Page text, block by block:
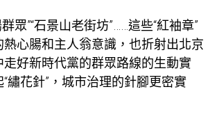
群眾”“石景山老街坊”……這些“紅袖章”
心腸和主人翁意識，也折射出北京
走好新時代黨的群眾路線的生動實
繡花針”，城市治理的針腳更密實